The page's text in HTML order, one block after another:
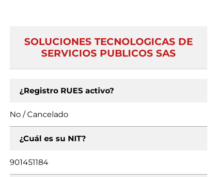
SOLUCIONES TECNOLOGICAS DE
SERVICIOS PUBLICOS SAS
¿Registro RUES activo?
No / Cancelado
¿Cuál es su NIT?
901451184